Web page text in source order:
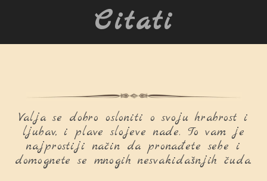
Citati
Valja se dobro osloniti o svoju hrabrost i
ljubav, i plave slojeve nade. To vam je
najprostiji način da pronađete sebe i
domognete se mnogih nesvakidašnjih čuda.